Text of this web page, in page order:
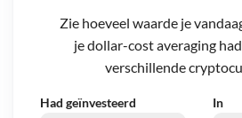
Zie hoeveel waarde je
je dollar-cost averaging
verschillende
Had geïnvesteerd In